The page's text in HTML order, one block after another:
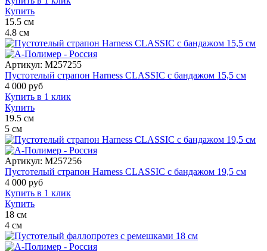
Купить
15.5 см
4.8 см
Артикул: M257255
Пустотелый страпон Harness CLASSIC с бандажом 15,5 см
4 000 руб
Купить в 1 клик
Купить
19.5 см
5 см
Артикул: M257256
Пустотелый страпон Harness CLASSIC с бандажом 19,5 см
4 000 руб
Купить в 1 клик
Купить
18 см
4 см